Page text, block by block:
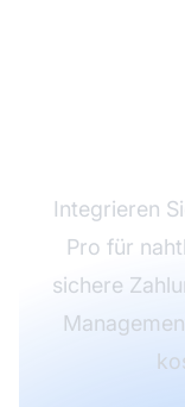
Integrieren
Pro für
sichere